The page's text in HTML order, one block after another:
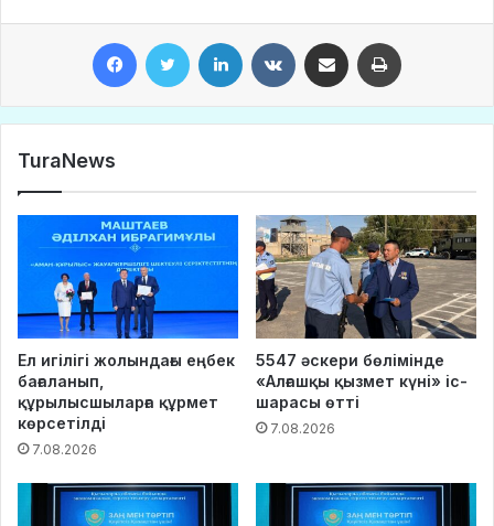
TuraNews
Ел игілігі жолындағы еңбек
бағаланып,
құрылысшыларға құрмет
көрсетілді
7.08.2026
5547 әскери бөлімінде
«Алғашқы қызмет күні» іс-
шарасы өтті
7.08.2026